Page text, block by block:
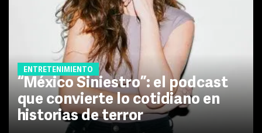
ENTRETENIMIENTO
“México Siniestro”: el podcast
que convierte lo cotidiano en
historias de terror